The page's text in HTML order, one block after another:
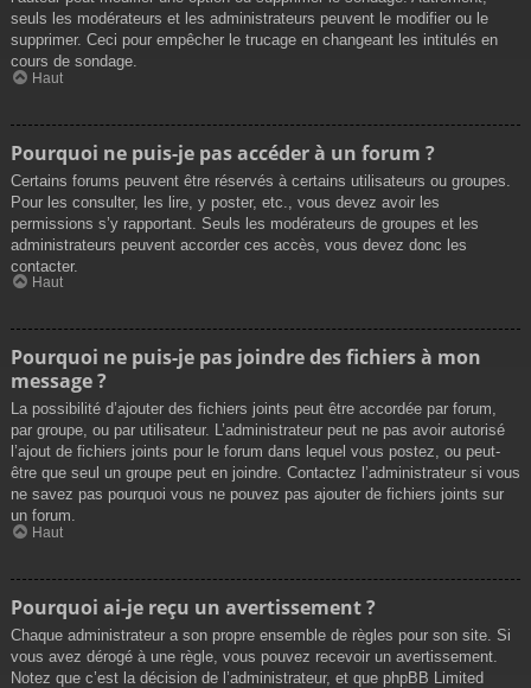
seuls les modérateurs et les administrateurs peuvent le modifier ou le
supprimer. Ceci pour empêcher le trucage en changeant les intitulés en
cours de sondage.
Haut
Pourquoi ne puis-je pas accéder à un forum ?
Certains forums peuvent être réservés à certains utilisateurs ou groupes.
Pour les consulter, les lire, y poster, etc., vous devez avoir les
permissions s’y rapportant. Seuls les modérateurs de groupes et les
administrateurs peuvent accorder ces accès, vous devez donc les
contacter.
Haut
Pourquoi ne puis-je pas joindre des fichiers à mon
message ?
La possibilité d’ajouter des fichiers joints peut être accordée par forum,
par groupe, ou par utilisateur. L’administrateur peut ne pas avoir autorisé
l’ajout de fichiers joints pour le forum dans lequel vous postez, ou peut-
être que seul un groupe peut en joindre. Contactez l’administrateur si vous
ne savez pas pourquoi vous ne pouvez pas ajouter de fichiers joints sur
un forum.
Haut
Pourquoi ai-je reçu un avertissement ?
Chaque administrateur a son propre ensemble de règles pour son site. Si
vous avez dérogé à une règle, vous pouvez recevoir un avertissement.
Notez que c’est la décision de l’administrateur, et que phpBB Limited